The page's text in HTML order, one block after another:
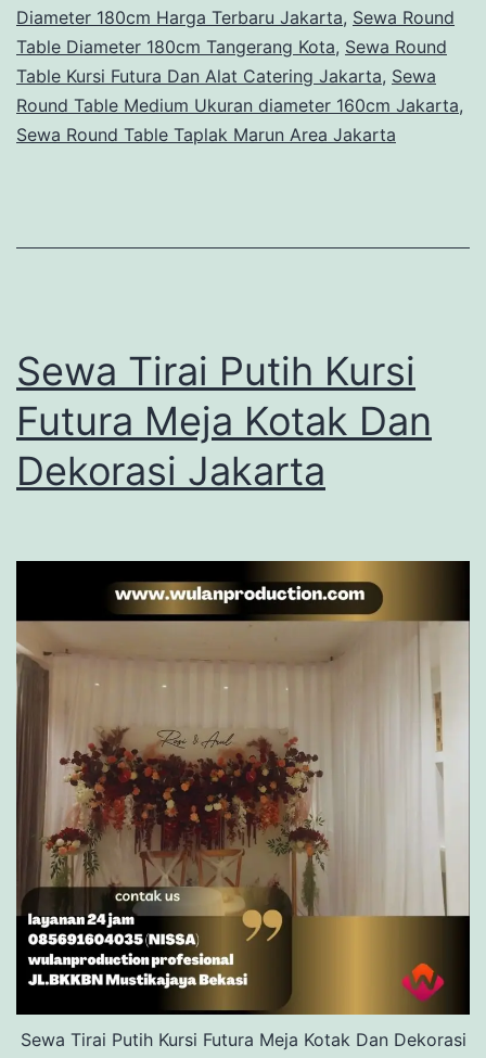
Diameter 180cm Harga Terbaru Jakarta, Sewa Round
Table Diameter 180cm Tangerang Kota, Sewa Round
Table Kursi Futura Dan Alat Catering Jakarta, Sewa
Round Table Medium Ukuran diameter 160cm Jakarta,
Sewa Round Table Taplak Marun Area Jakarta
Sewa Tirai Putih Kursi
Futura Meja Kotak Dan
Dekorasi Jakarta
Sewa Tirai Putih Kursi Futura Meja Kotak Dan Dekorasi